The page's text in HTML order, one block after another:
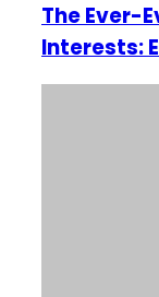
The Ever-
Interests: